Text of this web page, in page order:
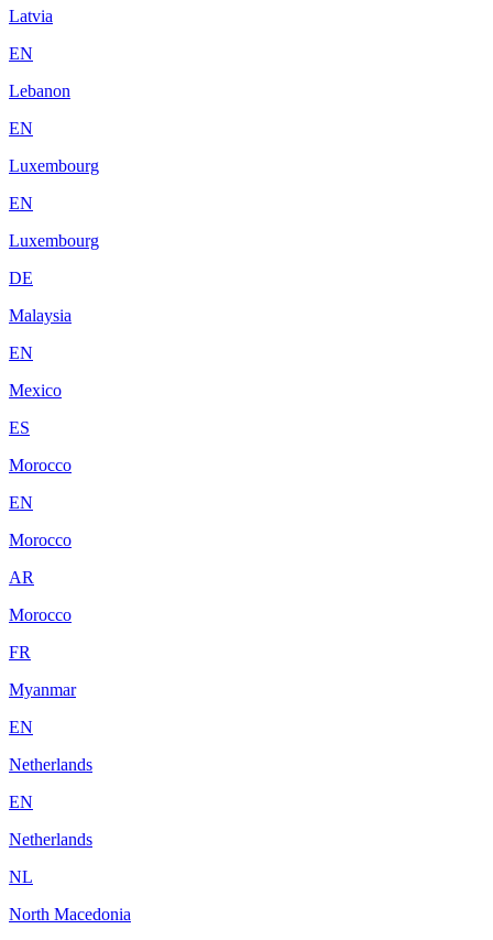
Latvia
EN
Lebanon
EN
Luxembourg
EN
Luxembourg
DE
Malaysia
EN
Mexico
ES
Morocco
EN
Morocco
AR
Morocco
FR
Myanmar
EN
Netherlands
EN
Netherlands
NL
North Macedonia